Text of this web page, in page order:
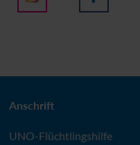
Anschrift
UNO-Flüchtlingshilfe